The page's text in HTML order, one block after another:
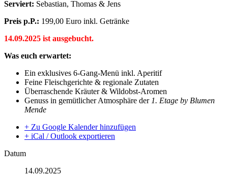
Serviert: Sebastian, Thomas & Jens
Preis p.P.: 199,00 Euro inkl. Getränke
14.09.2025 ist ausgebucht.
Was euch erwartet:
Ein exklusives 6-Gang-Menü inkl. Aperitif
Feine Fleischgerichte & regionale Zutaten
Überraschende Kräuter & Wildobst-Aromen
Genuss in gemütlicher Atmosphäre der1. Etage by Blumen
Mende
+ Zu Google Kalender hinzufügen
+ iCal / Outlook exportieren
Datum
14.09.2025